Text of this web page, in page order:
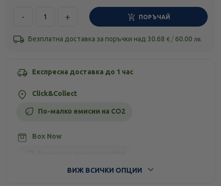
- + ПОРЪЧАЙ
Безплатна доставка за поръчки над 30.68 € / 60.00 лв.
Експресна доставка до 1 час
Click&Collect
По-малко емисии на CO2
Box Now
ВИЖ ВСИЧКИ ОПЦИИ